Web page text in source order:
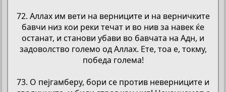
72. Аллах им вети на верниците и на верничките
бавчи низ кои реки течат и во нив за навек ќе
останат, и станови убави во бавчата на Адн, и
задоволство големо од Аллах. Ете, тоа е, токму,
победа голема!
73. О пејгамберу, бори се против неверниците и